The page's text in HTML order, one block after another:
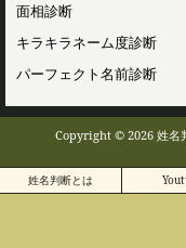
面相診断
キラキラネーム度診断
パーフェクト名前診断
Copyright © 2026 姓名
姓名判断とは